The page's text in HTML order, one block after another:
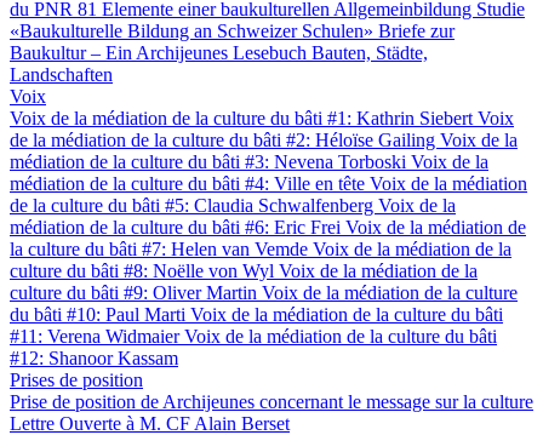
du PNR 81 Elemente einer baukulturellen Allgemeinbildung Studie
«Baukulturelle Bildung an Schweizer Schulen» Briefe zur
Baukultur – Ein Archijeunes Lesebuch Bauten, Städte,
Landschaften
Voix
Voix de la médiation de la culture du bâti #1: Kathrin Siebert Voix
de la médiation de la culture du bâti #2: Héloïse Gailing Voix de la
médiation de la culture du bâti #3: Nevena Torboski Voix de la
médiation de la culture du bâti #4: Ville en tête Voix de la médiation
de la culture du bâti #5: Claudia Schwalfenberg Voix de la
médiation de la culture du bâti #6: Eric Frei Voix de la médiation de
la culture du bâti #7: Helen van Vemde Voix de la médiation de la
culture du bâti #8: Noëlle von Wyl Voix de la médiation de la
culture du bâti #9: Oliver Martin Voix de la médiation de la culture
du bâti #10: Paul Marti Voix de la médiation de la culture du bâti
#11: Verena WidmaierVoix de la médiation de la culture du bâti
#12: Shanoor Kassam
Prises de position
Prise de position de Archijeunes concernant le message sur la culture
Lettre Ouverte à M. CF Alain Berset